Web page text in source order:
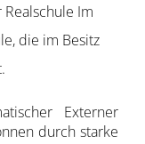
Im
die im Besitz
Externer
durch starke